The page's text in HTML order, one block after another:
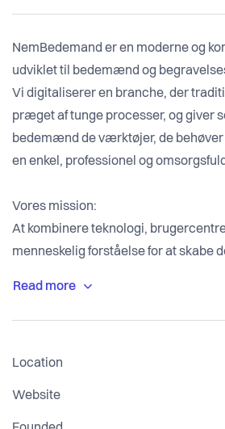
NemBedemand er en moderne og
udviklet til bedemænd og
Vi digitaliserer en branche, der
præget af tunge processer, og giver
bedemænd de værktøjer, de
en enkel, professionel og
Vores mission:
At kombinere teknologi,
menneskelig forståelse for at skabe
Udviklet i tæt samarbejde med
Location
Website